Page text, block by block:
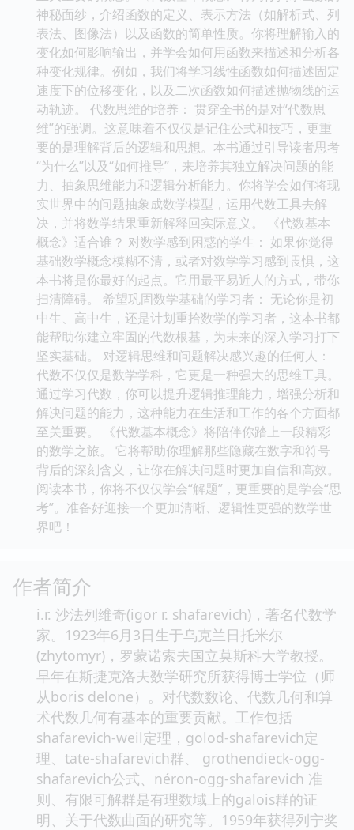
神秘面纱，介绍函数的定义、表示方法（如解析式、列
表法、图像法）以及函数的简单性质。你将理解输入的
变化如何影响输出，并学会如何用函数来描述和分析各
种变化规律。例如，我们将学习线性函数如何描述固定
速度下的位移变化，以及二次函数如何描述抛物线的运
动轨迹。 代数思维的培养： 贯穿全书的是对“代数思
维”的强调。这意味着不仅仅是记住公式和技巧，更重
要的是理解背后的逻辑和思想。本书通过引导读者思考
“为什么”以及“如何推导”，来培养其独立解决问题的能
力、抽象思维能力和逻辑分析能力。你将学会如何将现
实世界中的问题抽象成数学模型，运用代数工具去解
决，并将数学结果重新解释回实际意义。 《代数基本
概念》适合谁？ 对数学感到困惑的学生： 如果你觉得
基础数学概念模糊不清，或者对数学学习感到畏惧，这
本书将是你最好的起点。它用最平易近人的方式，带你
扫清障碍。 希望巩固数学基础的学习者： 无论你是初
中生、高中生，还是计划重拾数学的学习者，这本书都
能帮助你建立牢固的代数根基，为未来的深入学习打下
坚实基础。 对逻辑思维和问题解决感兴趣的任何人：
代数不仅仅是数学学科，它更是一种强大的思维工具。
通过学习代数，你可以提升逻辑推理能力，增强分析和
解决问题的能力，这种能力在生活和工作的各个方面都
至关重要。 《代数基本概念》将陪伴你踏上一段精彩
的数学之旅。 它将帮助你理解那些隐藏在数字和符号
背后的深刻含义，让你在解决问题时更加自信和高效。
阅读本书，你将不仅仅学会“解题”，更重要的是学会“思
考”。准备好迎接一个更加清晰、逻辑性更强的数学世
界吧！
作者简介
i.r. 沙法列维奇(igor r. shafarevich)，著名代数学
家。1923年6月3日生于乌克兰日托米尔
(zhytomyr)，罗蒙诺索夫国立莫斯科大学教授。
早年在斯捷克洛夫数学研究所获得博士学位（师
从boris delone）。对代数数论、代数几何和算
术代数几何有基本的重要贡献。工作包括
shafarevich-weil定理，golod-shafarevich定
理、tate-shafarevich群、 grothendieck-ogg-
shafarevich公式、néron-ogg-shafarevich 准
则、有限可解群是有理数域上的galois群的证
明、关于代数曲面的研究等。1959年获得列宁奖